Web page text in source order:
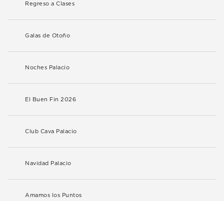
Regreso a Clases
Galas de Otoño
Noches Palacio
El Buen Fin 2026
Club Cava Palacio
Navidad Palacio
Amamos los Puntos